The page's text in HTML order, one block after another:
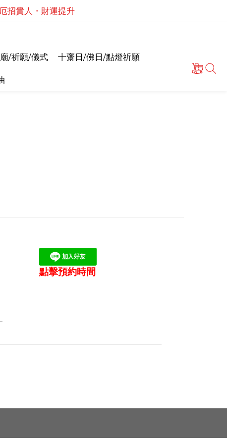
僧祈願點燈儀式
招貴人・財運提升
合・招正緣桃花
僧祈願點燈儀式
/祈願/儀式 十齋日/佛日/點燈祈願
點擊預約時間